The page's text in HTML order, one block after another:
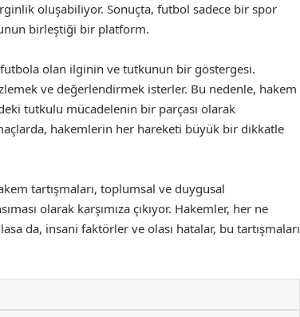
oluşabiliyor. Sonuçta, futbol sadece bir spor
birleştiği bir platform.
olan ilginin ve tutkunun bir göstergesi.
ve değerlendirmek isterler. Bu nedenle, hakem
tutkulu mücadelenin bir parçası olarak
hakemlerin her hareketi büyük bir dikkatle
tartışmaları, toplumsal ve duygusal
olarak karşımıza çıkıyor. Hakemler, her ne
da, insani faktörler ve olası hatalar, bu tartışmaları